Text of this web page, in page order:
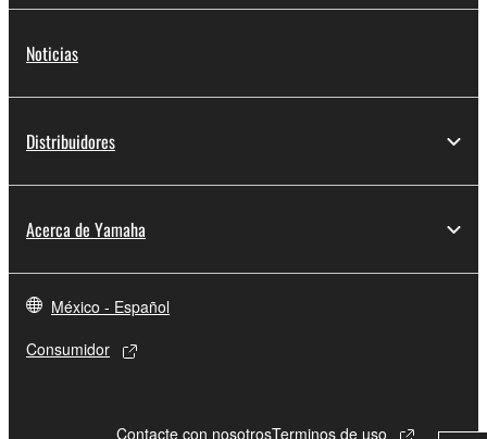
Noticias
Distribuidores
Acerca de Yamaha
México - Español
Consumidor
Contacte con nosotrosTerminos de uso